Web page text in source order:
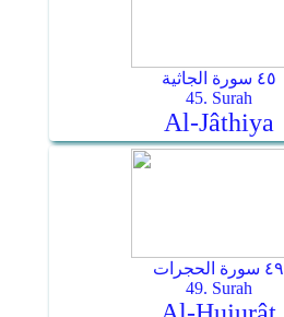
٤٥ سورة الجاثية
45. Surah
Al-Jâthiya
٤٩ سورة الحجرات
49. Surah